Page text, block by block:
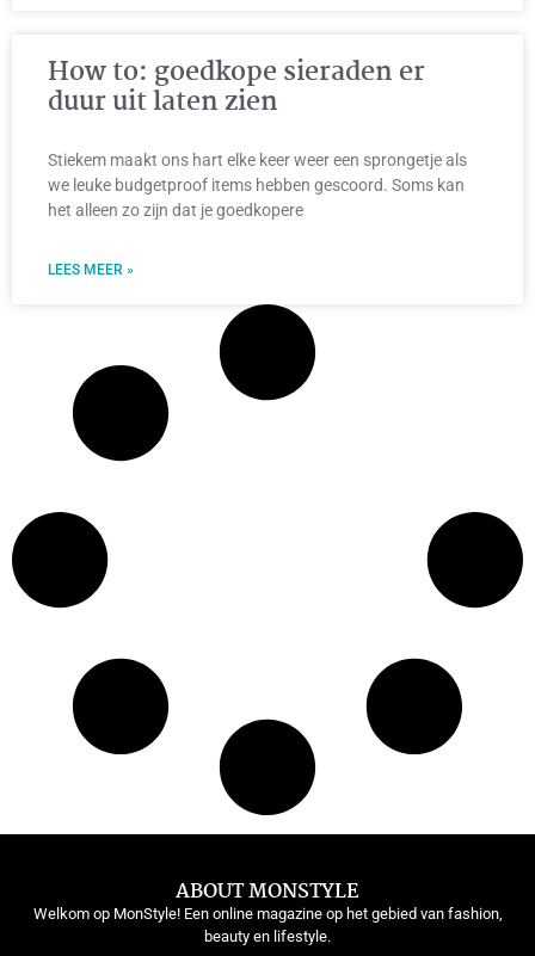
How to: goedkope sieraden er
duur uit laten zien
Stiekem maakt ons hart elke keer weer een sprongetje als
we leuke budgetproof items hebben gescoord. Soms kan
het alleen zo zijn dat je goedkopere
LEES MEER »
ABOUT MONSTYLE
Welkom op MonStyle! Een online magazine op het gebied van fashion,
beauty en lifestyle.